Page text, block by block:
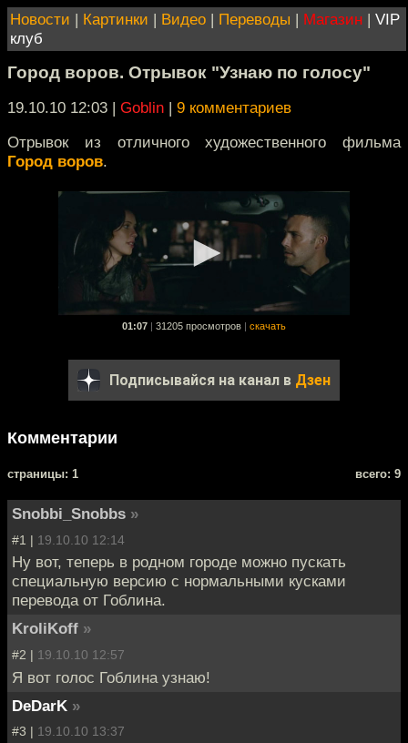
Новости | Картинки | Видео | Переводы | Магазин | VIP
клуб
Город воров. Отрывок "Узнаю по голосу"
19.10.10 12:03 | Goblin | 9 комментариев
Отрывок из отличного художественного фильма
Город воров.
01:07 31205 просмотров скачать
Подписывайся на канал в Дзен
Комментарии
cтраницы: 1 всего: 9
Snobbi_Snobbs »
#1 | 19.10.10 12:14
Ну вот, теперь в родном городе можно пускать
специальную версию с нормальными кусками
перевода от Гоблина.
KroliKoff »
#2 | 19.10.10 12:57
Я вот голос Гоблина узнаю!
DeDarK »
#3 | 19.10.10 13:37